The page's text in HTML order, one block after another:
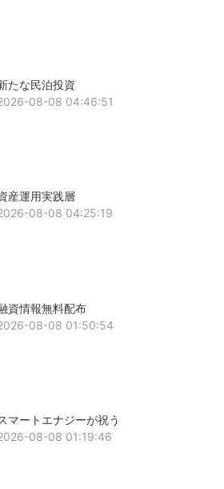
たな民泊投資
08-08 04:46:51
産運用実践層
08-08 04:25:19
資情報無料配布
08-08 01:50:54
マートエナジーが祝う
08-08 01:19:46